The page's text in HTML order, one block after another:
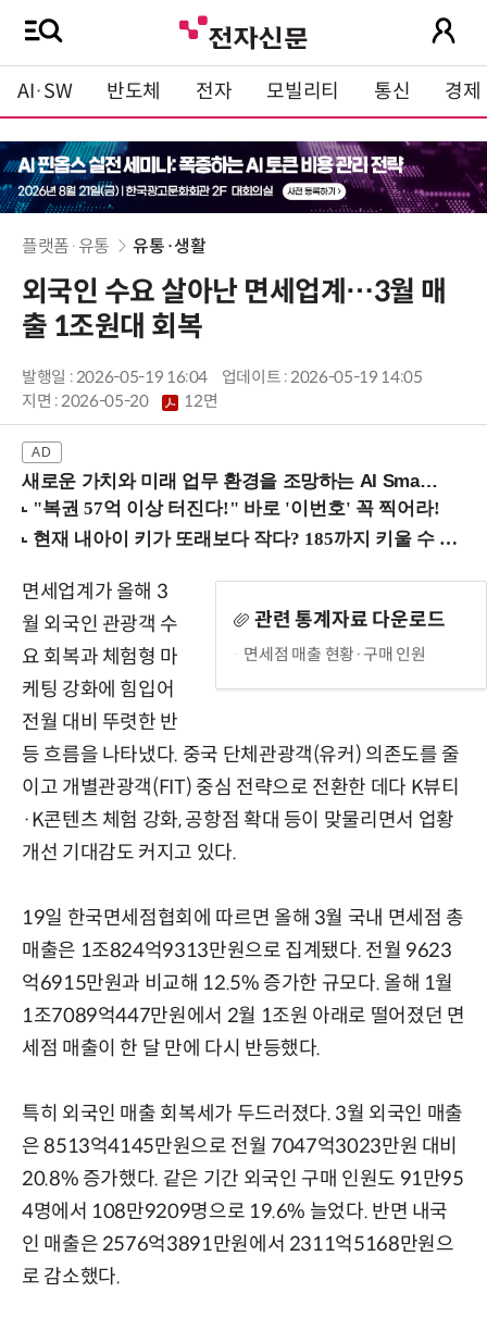
AI·SW 반도체 전자 모빌리티 통신 경제
플랫폼·유통 유통·생활
외국인 수요 살아난 면세업계…3월 매
출 1조원대 회복
발행일 : 2026-05-19 16:04
업데이트 : 2026-05-19 14:05
지면 :2026-05-20 12면
새로운 가치와 미래 업무 환경을 조망하는 AI Smart Work Summit 2026 (9/11 코엑스)
관련 통계자료 다운로드
면세점 매출 현황·구매 인원
면세업계가 올해 3
월 외국인 관광객 수
요 회복과 체험형 마
케팅 강화에 힘입어
전월 대비 뚜렷한 반
등 흐름을 나타냈다. 중국 단체관광객(유커) 의존도를 줄
이고 개별관광객(FIT) 중심 전략으로 전환한 데다 K뷰티
·K콘텐츠 체험 강화, 공항점 확대 등이 맞물리면서 업황
개선 기대감도 커지고 있다.
19일 한국면세점협회에 따르면 올해 3월 국내 면세점 총
매출은 1조824억9313만원으로 집계됐다. 전월 9623
억6915만원과 비교해 12.5% 증가한 규모다. 올해 1월
1조7089억447만원에서 2월 1조원 아래로 떨어졌던 면
세점 매출이 한 달 만에 다시 반등했다.
특히 외국인 매출 회복세가 두드러졌다. 3월 외국인 매출
은 8513억4145만원으로 전월 7047억3023만원 대비
20.8% 증가했다. 같은 기간 외국인 구매 인원도 91만95
4명에서 108만9209명으로 19.6% 늘었다. 반면 내국
인 매출은 2576억3891만원에서 2311억5168만원으
로 감소했다.